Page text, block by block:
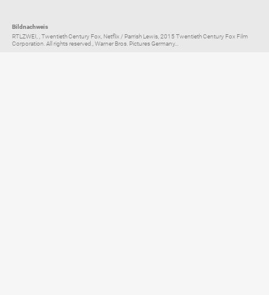
Bildnachweis
RTLZWEI, , Twentieth Century Fox, Netflix / Parrish Lewis, 2015 Twentieth Century Fox Film
Corporation. All rights reserved., Warner Bros. Pictures Germany...